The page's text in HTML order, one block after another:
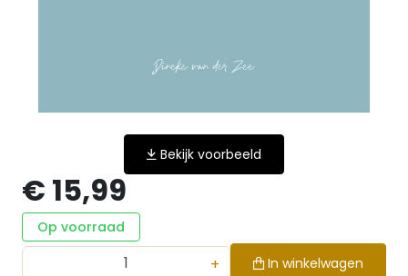
Bekijk voorbeeld
€ 15,99
Op voorraad
+ In winkelwagen